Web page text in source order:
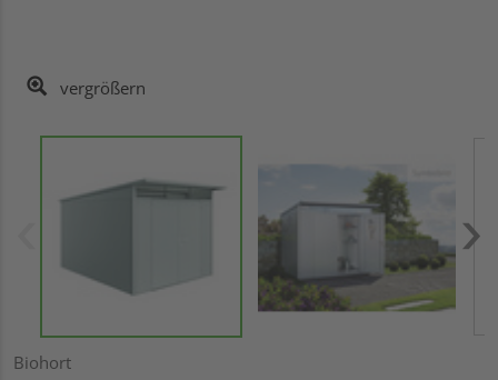
vergrößern
Biohort